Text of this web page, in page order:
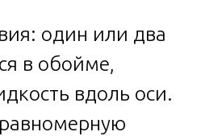
один или два
в обойме,
вдоль оси.